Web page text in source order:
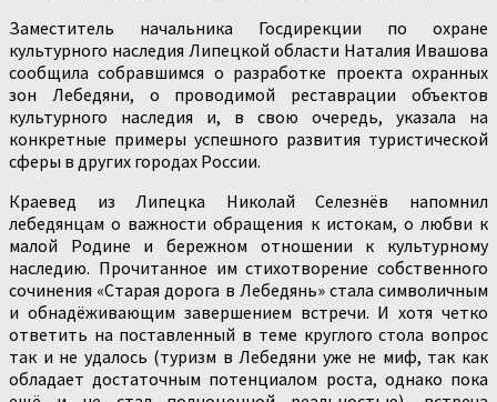
Заместитель начальника Госдирекции по охране
культурного наследия Липецкой области Наталия Ивашова
сообщила собравшимся о разработке проекта охранных
зон Лебедяни, о проводимой реставрации объектов
культурного наследия и, в свою очередь, указала на
конкретные примеры успешного развития туристической
сферы в других городах России.
Краевед из Липецка Николай Селезнёв напомнил
лебедянцам о важности обращения к истокам, о любви к
малой Родине и бережном отношении к культурному
наследию. Прочитанное им стихотворение собственного
сочинения «Старая дорога в Лебедянь» стала символичным
и обнадёживающим завершением встречи. И хотя четко
ответить на поставленный в теме круглого стола вопрос
так и не удалось (туризм в Лебедяни уже не миф, так как
обладает достаточным потенциалом роста, однако пока